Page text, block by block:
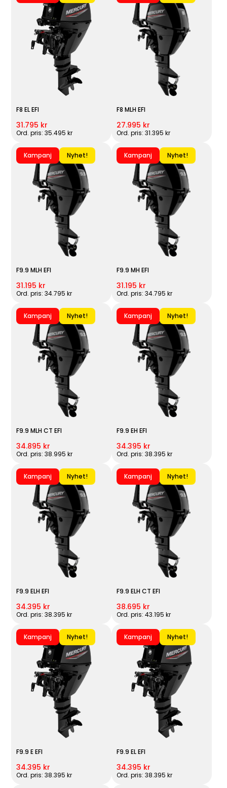
F8 EL EFI
31.795 kr
Ord. pris: 35.495 kr
F8 MLH EFI
27.995 kr
Ord. pris: 31.395 kr
Kampanj Nyhet!
F9.9 MLH EFI
31.195 kr
Ord. pris: 34.795 kr
Kampanj Nyhet!
F9.9 MH EFI
31.195 kr
Ord. pris: 34.795 kr
Kampanj Nyhet!
F9.9 MLH CT EFI
34.895 kr
Ord. pris: 38.995 kr
Kampanj Nyhet!
F9.9 EH EFI
34.395 kr
Ord. pris: 38.395 kr
Kampanj Nyhet!
F9.9 ELH EFI
34.395 kr
Ord. pris: 38.395 kr
Kampanj Nyhet!
F9.9 ELH CT EFI
38.695 kr
Ord. pris: 43.195 kr
Kampanj Nyhet!
F9.9 E EFI
34.395 kr
Ord. pris: 38.395 kr
Kampanj Nyhet!
F9.9 EL EFI
34.395 kr
Ord. pris: 38.395 kr